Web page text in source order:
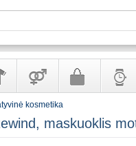
suaugusiems
ir
kosmetika
maskuoklis